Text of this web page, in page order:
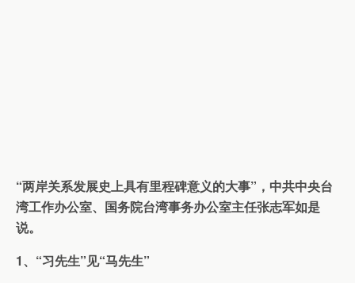
“两岸关系发展史上具有里程碑意义的大事”，中共中央台
湾工作办公室、国务院台湾事务办公室主任张志军如是
说。
1、“习先生”见“马先生”